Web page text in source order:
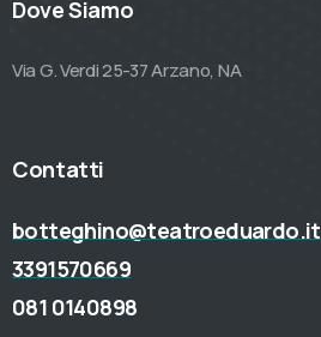
Dove Siamo
Via G. Verdi 25-37 Arzano, NA
Contatti
botteghino@teatroeduardo.it
3391570669
081 0140898